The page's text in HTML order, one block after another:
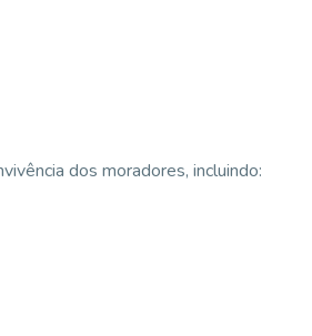
dos moradores, incluindo: